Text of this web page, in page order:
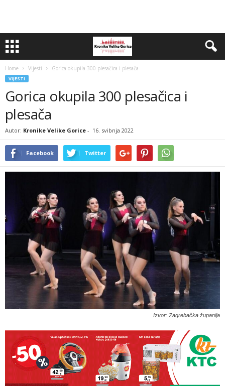
Home Vijesti Gorica okupila 300 plesačica i plesača
VIJESTI
Gorica okupila 300 plesačica i
plesača
Autor: Kronike Velike Gorice - 16. svibnja 2022
Facebook Twitter
Izvor: Zagrebačka županija